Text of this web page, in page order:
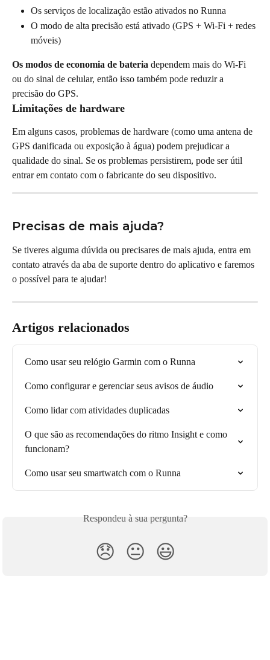
Os serviços de localização estão ativados no Runna
O modo de alta precisão está ativado (GPS + Wi-Fi + redes
móveis)
Os modos de economia de bateria dependem mais do Wi-Fi
ou do sinal de celular, então isso também pode reduzir a
precisão do GPS.
Limitações de hardware
Em alguns casos, problemas de hardware (como uma antena de
GPS danificada ou exposição à água) podem prejudicar a
qualidade do sinal. Se os problemas persistirem, pode ser útil
entrar em contato com o fabricante do seu dispositivo.
Precisas de mais ajuda?
Se tiveres alguma dúvida ou precisares de mais ajuda, entra em
contato através da aba de suporte dentro do aplicativo e faremos
o possível para te ajudar!
Artigos relacionados
Como usar seu relógio Garmin com o Runna
Como configurar e gerenciar seus avisos de áudio
Como lidar com atividades duplicadas
O que são as recomendações do ritmo Insight e como
funcionam?
Como usar seu smartwatch com o Runna
Respondeu à sua pergunta?
😞 😐 😃